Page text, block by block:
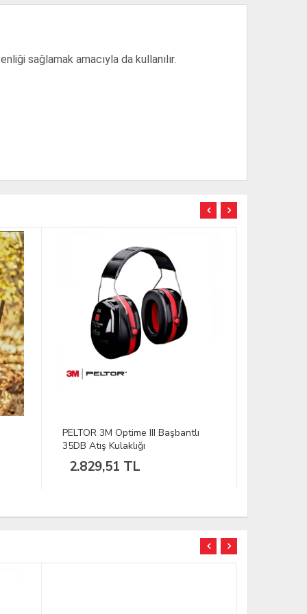
sağlamak amacıyla da kullanılır.
PELTOR 3M Optime I Katlanır
B.bant 28D Atış Kulak.
2.829,51 TL